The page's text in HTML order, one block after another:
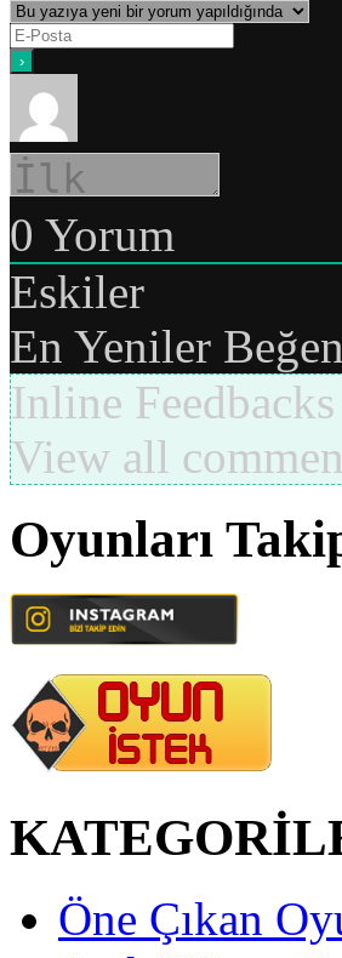
0 Yorum
Eskiler
En Yeniler
Inline Feedbacks
View all
Oyunları
Öne Çıkan